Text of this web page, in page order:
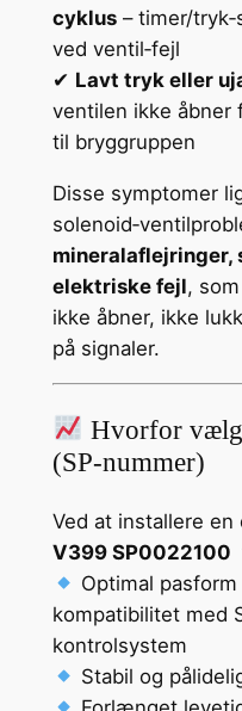
cyklus– timer/
ved ventil‑fejl
✔ Lavt tryk eller
ventilen ikke
til bryggruppen
Disse symptomer
mineralaflejringer,
elektriske fejl,
ikke åbner, ikke
på signaler.
Hvorfor
(SP‑nummer)
Ved at installere en
V399 SP0022100
Optimal
kompatibilitet med
kontrolsystem
Stabil og